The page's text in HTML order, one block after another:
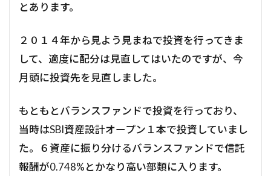
とあります。
２０１４年から見よう見まねで投資を行ってきま
して、適度に配分は見直してはいたのですが、今
月頭に投資先を見直しました。
もともとバランスファンドで投資を行っており、
当時はSBI資産設計オープン１本で投資していまし
た。６資産に振り分けるバランスファンドで信託
報酬が0.748%とかなり高い部類に入ります。